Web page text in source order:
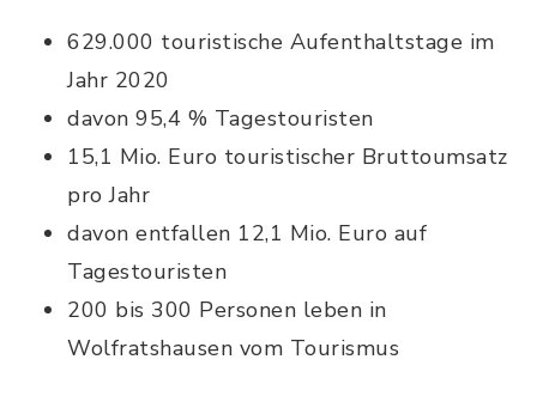
629.000 touristische Aufenthaltstage im
Jahr 2020
davon 95,4 % Tagestouristen
15,1 Mio. Euro touristischer Bruttoumsatz
pro Jahr
davon entfallen 12,1 Mio. Euro auf
Tagestouristen
200 bis 300 Personen leben in
Wolfratshausen vom Tourismus